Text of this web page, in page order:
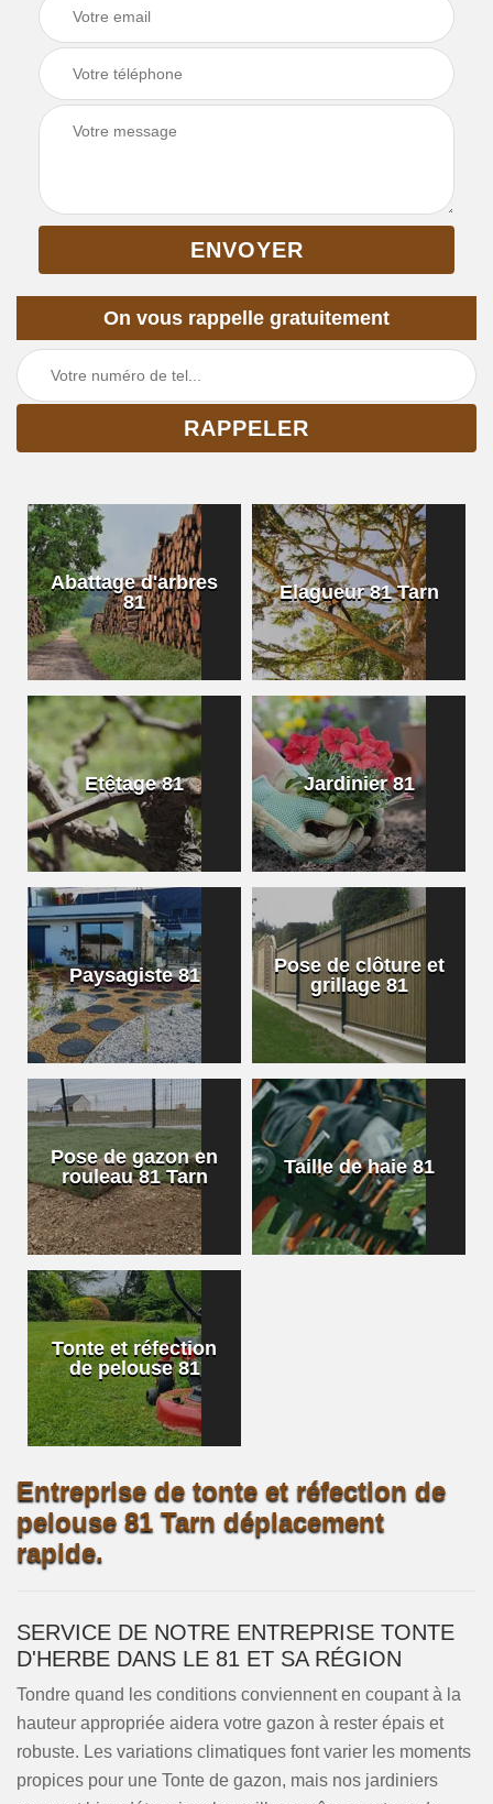
On vous rappelle gratuitement
Abattage d'arbres
81
Elagueur 81 Tarn
Etêtage 81 Jardinier 81
Paysagiste 81
Pose de clôture et
grillage 81
Pose de gazon en
rouleau 81 Tarn
Taille de haie 81
Tonte et réfection
de pelouse 81
Entreprise de tonte et réfection de
pelouse 81 Tarn déplacement
rapide.
SERVICE DE NOTRE ENTREPRISE TONTE
D'HERBE DANS LE 81 ET SA RÉGION
Tondre quand les conditions conviennent en coupant à la
hauteur appropriée aidera votre gazon à rester épais et
robuste. Les variations climatiques font varier les moments
propices pour une Tonte de gazon, mais nos jardiniers